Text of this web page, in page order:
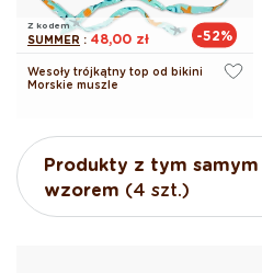
Z kodem
SUMMER : 48,00 zł -52%
Wesoły trójkątny top od bikini
Morskie muszle
Produkty z tym samym
wzorem (4 szt.)